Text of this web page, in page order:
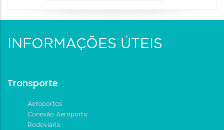
INFORMAÇÕES ÚTEIS
Transporte
Aeroportos
Conexão Aeroporto
Rodoviária